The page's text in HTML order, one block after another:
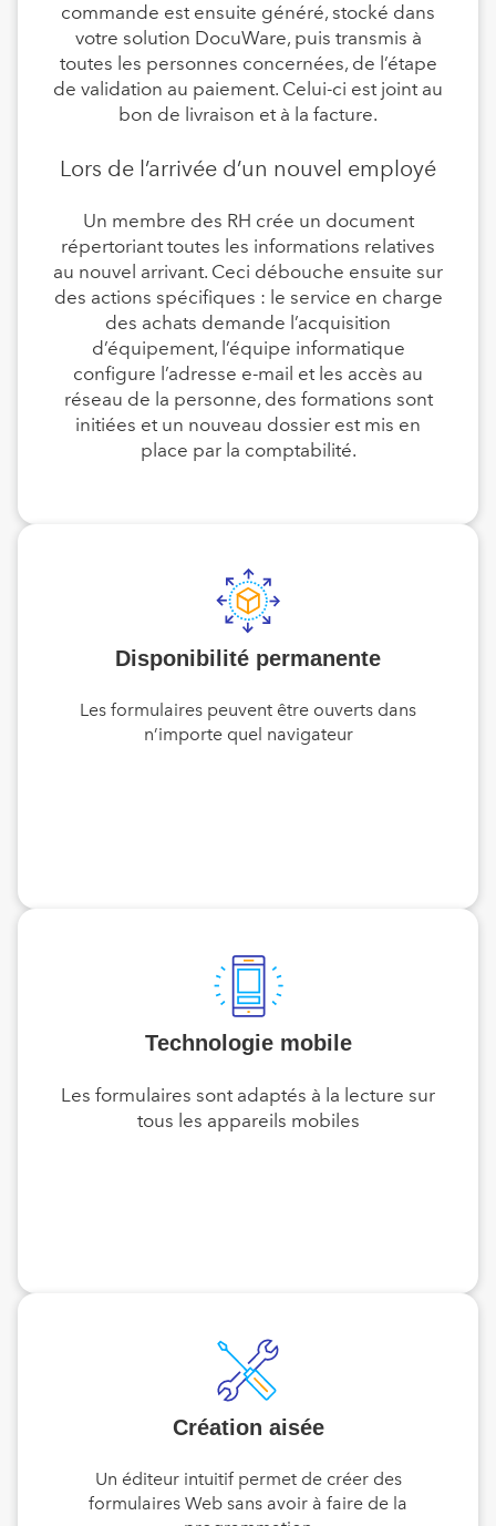
commande est ensuite généré, stocké dans
votre solution DocuWare, puis transmis à
toutes les personnes concernées, de l’étape
de validation au paiement. Celui-ci est joint au
bon de livraison et à la facture.
Lors de l’arrivée d’un nouvel employé
Un membre des RH crée un document
répertoriant toutes les informations relatives
au nouvel arrivant. Ceci débouche ensuite sur
des actions spécifiques : le service en charge
des achats demande l’acquisition
d’équipement, l’équipe informatique
configure l’adresse e-mail et les accès au
réseau de la personne, des formations sont
initiées et un nouveau dossier est mis en
place par la comptabilité.
Disponibilité permanente
Les formulaires peuvent être ouverts dans
n’importe quel navigateur
Technologie mobile
Les formulaires sont adaptés à la lecture sur
tous les appareils mobiles
Création aisée
Un éditeur intuitif permet de créer des
formulaires Web sans avoir à faire de la